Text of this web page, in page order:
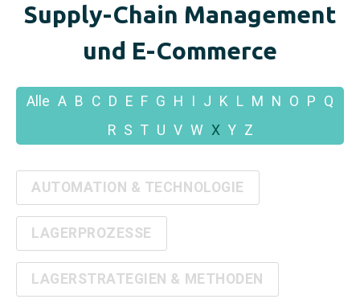
Supply-Chain Management
und E-Commerce
Alle A B C D E F G H J K L M N O P Q
R S T U V W X Y Z
AUTOMATION & TECHNOLOGIE
LAGERPROZESSE
LAGERSTRATEGIEN & METHODEN